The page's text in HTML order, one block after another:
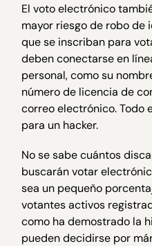
El voto electrónico
mayor riesgo de robo de
que se inscriban para
deben conectarse en
personal, como su
número de licencia de
correo electrónico. Todo
para un hacker.
No se sabe cuántos
buscarán votar
sea un pequeño
votantes activos
como ha demostrado la
pueden decidirse por